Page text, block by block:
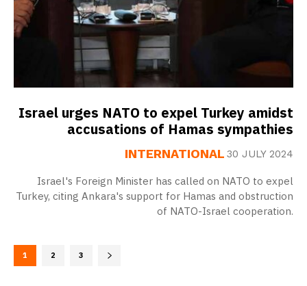
Israel urges NATO to expel Turkey amidst
accusations of Hamas sympathies
INTERNATIONAL 30 JULY 2024
Israel's Foreign Minister has called on NATO to expel
Turkey, citing Ankara's support for Hamas and obstruction
of NATO-Israel cooperation.
1 2 3